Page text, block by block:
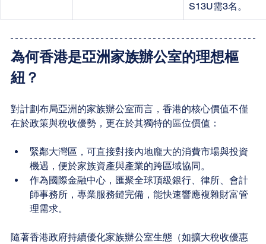
S13U需3名。
為何香港是亞洲家族辦公室的理想樞
紐？
對計劃布局亞洲的家族辦公室而言，香港的核心價值不僅
在於政策與稅收優勢，更在於其獨特的區位價值：
緊鄰大灣區，可直接對接內地龐大的消費市場與投資
機遇，便於家族資產與產業的跨區域協同。
作為國際金融中心，匯聚全球頂級銀行、律所、會計
師事務所，專業服務鏈完備，能快速響應複雜財富管
理需求。
隨著香港政府持續優化家族辦公室生態（如擴大稅收優惠